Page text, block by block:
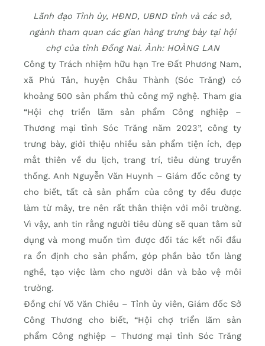
Lãnh đạo Tỉnh ủy, HĐND, UBND tỉnh và các sở,
ngành tham quan các gian hàng trưng bày tại hội
chợ của tỉnh Đồng Nai. Ảnh: HOÀNG LAN
Công ty Trách nhiệm hữu hạn Tre Đất Phương Nam,
xã Phú Tân, huyện Châu Thành (Sóc Trăng) có
khoảng 500 sản phẩm thủ công mỹ nghệ. Tham gia
“Hội chợ triển lãm sản phẩm Công nghiệp –
Thương mại tỉnh Sóc Trăng năm 2023”, công ty
trưng bày, giới thiệu nhiều sản phẩm tiện ích, đẹp
mắt thiên về du lịch, trang trí, tiêu dùng truyền
thống. Anh Nguyễn Văn Huynh – Giám đốc công ty
cho biết, tất cả sản phẩm của công ty đều được
làm từ mây, tre nên rất thân thiện với môi trường.
Vì vậy, anh tin rằng người tiêu dùng sẽ quan tâm sử
dụng và mong muốn tìm được đối tác kết nối đầu
ra ổn định cho sản phẩm, góp phần bảo tồn làng
nghề, tạo việc làm cho người dân và bảo vệ môi
trường.
Đồng chí Võ Văn Chiêu – Tỉnh ủy viên, Giám đốc Sở
Công Thương cho biết, “Hội chợ triển lãm sản
phẩm Công nghiệp – Thương mại tỉnh Sóc Trăng